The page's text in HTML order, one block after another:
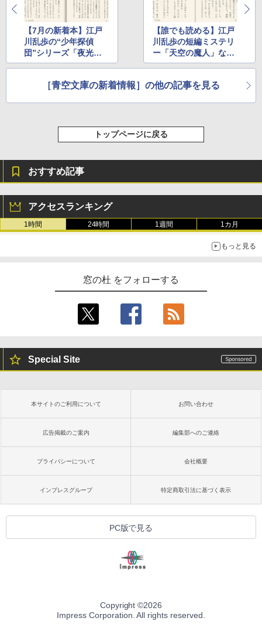
￥3,200
Microsoft Office Home & Business 202
4(最新 永続版)|オンラインコード版|Wind
ows11、10/mac対応|PC2台
￥39,582
インゲームコード】 ロブロックス |オン
ラインコード版
版)|オンラインコード版|Windows11、1
0/mac対応|PC2台
ClaudeCode いちばんやさしい 教科書:
非エンジニア 初心者 素人 でも安心 使い
方 マニュアル AI副業にもコンテンツ作成
にもKindle出版にも！ 非エンジニアのた
めのAIコーディング入門シリーズ
￥99
ェクトリストと最新エミュレータ紹介
bデザイン入門講座［第2版］
￥2,326
￥19,980
Kindle Paperwhite シグニチャーエディ
ション (32GB) 7インチディスプレイ、明
るさ自動調整、色調調節ライト、12週間
持続バッテリー、広告なし、メタリック
ジェード
Amazon Kindle Colorsoft | 16GBストレ
売)
￥39,980
11インチカラーディスプレイ、64GBスト
き、グラファイト
【7月の新着本】江戸
川乱歩の“少年探偵
団”シリーズ「夜光人
間」など45作品
【誰でも読める】江戸
川乱歩の短編ミステリ
ー「天空の魔人」など
9月の新着本が47作品
［青空文庫の新着情報］の他の記事を見る
トップページに戻る
おすすめ記事
アクセスランキング
1時間 24時間 1週間 1カ月
もっと見る
窓の杜 をフォローする
Special Site
本サイトのご利用について お問い合わせ
広告掲載のご案内 編集部へのご連絡
プライバシーについて 会社概要
インプレスグループ 特定商取引法に基づく表示
PC版で見る
Copyright ©2026
Impress Corporation. All rights reserved.